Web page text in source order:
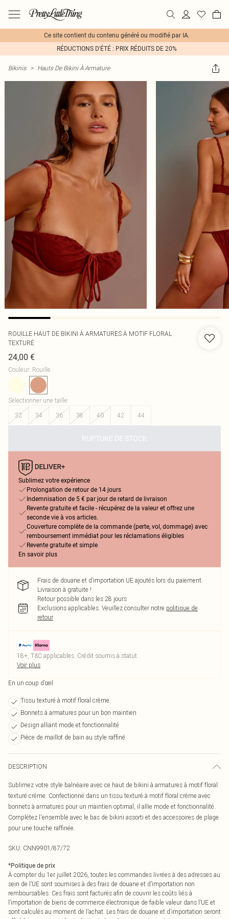
Ce site contient du contenu généré ou modifié par IA.
RÉDUCTIONS D'ÉTÉ : PRIX RÉDUITS DE 20%
Bikinis > Hauts De Bikini À Armature
ROUILLE HAUT DE BIKINI À ARMATURES À MOTIF FLORAL
TEXTURÉ
24,00 €
Couleur: Rouille
Sélectionner une taille:
32
34 36 38 40 42 44
RUPTURE DE STOCK
Sublimez votre expérience
Prolongation de retour de 14 jours
Indemnisation de 5 € par jour de retard de livraison
Revente gratuite et facile - récupérez de la valeur et offrez une
seconde vie à vos articles.
Couverture complète de la commande (perte, vol, dommage) avec
remboursement immédiat pour les réclamations éligibles
Revente gratuite et simple
En savoir plus
Frais de douane et d’importation UE ajoutés lors du paiement.
Livraison à gratuite !
Retour possible dans les 28 jours
Exclusions applicables. Veuillez consulter notre politique de
retour
18+, T&C applicables. Crédit soumis à statut
Voir plus
En un coup d’œil
Tissu texturé à motif floral crème
Bonnets à armatures pour un bon maintien
Design alliant mode et fonctionnalité
Pièce de maillot de bain au style raffiné
DESCRIPTION
Sublimez votre style balnéaire avec ce haut de bikini à armatures à motif floral
texturé crème. Confectionné dans un tissu texturé à motif floral crème avec
bonnets à armatures pour un maintien optimal, il allie mode et fonctionnalité.
Complétez l'ensemble avec le bas de bikini assorti et des accessoires de plage
pour une touche raffinée.
SKU: CNN9901/87/72
*Politique de prix
À compter du 1er juillet 2026, toutes les commandes livrées à des adresses au
sein de l’UE sont soumises à des frais de douane et d’importation non
remboursables. Ces frais sont facturés afin de couvrir les coûts liés à
l’importation de biens de commerce électronique de faible valeur dans l’UE et
sont calculés au moment de l’achat. Les frais de douane et d’importation seront